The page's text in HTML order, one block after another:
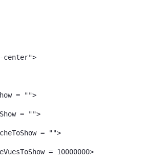
= "">
= "">